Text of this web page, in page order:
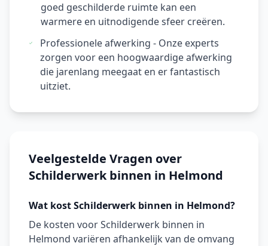
goed geschilderde ruimte kan een
warmere en uitnodigende sfeer creëren.
Professionele afwerking - Onze experts
zorgen voor een hoogwaardige afwerking
die jarenlang meegaat en er fantastisch
uitziet.
Veelgestelde Vragen over
Schilderwerk binnen in Helmond
Wat kost Schilderwerk binnen in Helmond?
De kosten voor Schilderwerk binnen in
Helmond variëren afhankelijk van de omvang